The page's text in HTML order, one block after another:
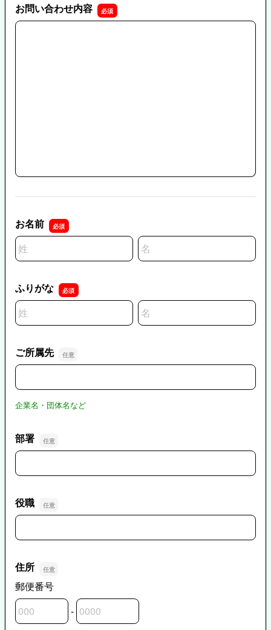
お問い合わせ内容
お問い合わせ内容
お名前
名前の姓
名前の名
ふりがな
名前の姓
名前の名
ご所属先
ご所属先
企業名・団体名など
部署
部署
役職
役職
住所
郵便番号
郵便番号の上3桁
-
郵便番号の下4桁